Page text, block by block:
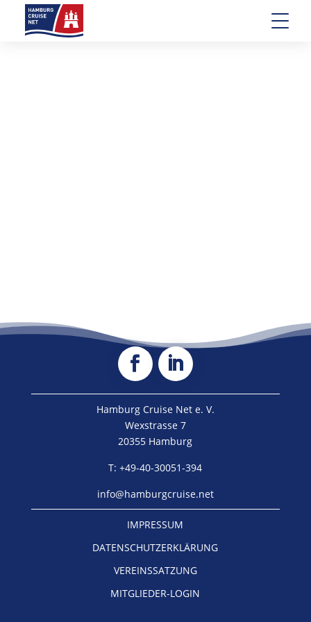
Hamburg Cruise Net e. V.
Wexstrasse 7
20355 Hamburg
T: +49-40-30051-394
info@hamburgcruise.net
IMPRESSUM
DATENSCHUTZERKLÄRUNG
VEREINSSATZUNG
MITGLIEDER-LOGIN